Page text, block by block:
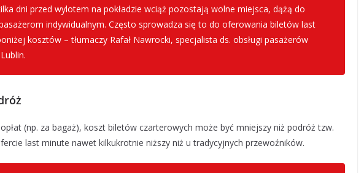
dni przed wylotem na pokładzie wciąż pozostają wolne miejsca, dążą do
indywidualnym. Często sprowadza się to do oferowania biletów last
kosztów – tłumaczy Rafał Nawrocki, specjalista ds. obsługi pasażerów
(np. za bagaż), koszt biletów czarterowych może być mniejszy niż podróż tzw.
last minute nawet kilkukrotnie niższy niż u tradycyjnych przewoźników.